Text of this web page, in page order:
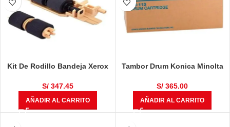
Kit De Rodillo Bandeja Xerox
C505, C600, C605, B600, B610,
S/347.45
AÑADIR AL CARRITO
Tambor Drum Konica Minolta
DI1610, DI1610F, DI1610FP,
Bizhub 160, 161F Negro 16,000
Páginas
S/ 365.00
AÑADIR AL CARRITO